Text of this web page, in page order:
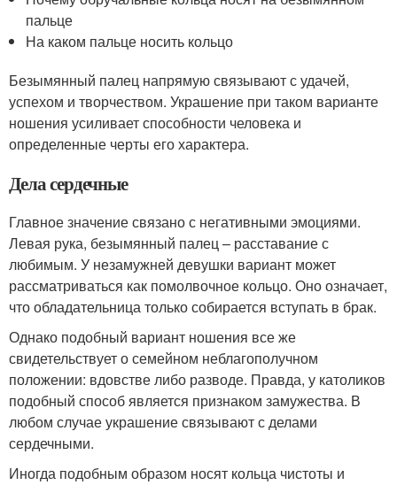
пальце
На каком пальце носить кольцо
Безымянный палец напрямую связывают с удачей,
успехом и творчеством. Украшение при таком варианте
ношения усиливает способности человека и
определенные черты его характера.
Дела сердечные
Главное значение связано с негативными эмоциями.
Левая рука, безымянный палец – расставание с
любимым. У незамужней девушки вариант может
рассматриваться как помолвочное кольцо. Оно означает,
что обладательница только собирается вступать в брак.
Однако подобный вариант ношения все же
свидетельствует о семейном неблагополучном
положении: вдовстве либо разводе. Правда, у католиков
подобный способ является признаком замужества. В
любом случае украшение связывают с делами
сердечными.
Иногда подобным образом носят кольца чистоты и